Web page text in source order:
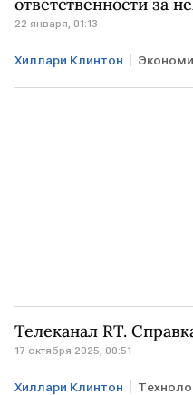
22 января, 01:13
Хиллари Клинтон
Технологии
Телеканал RT.
17 октября 2025, 00:51
Хиллари Клинтон